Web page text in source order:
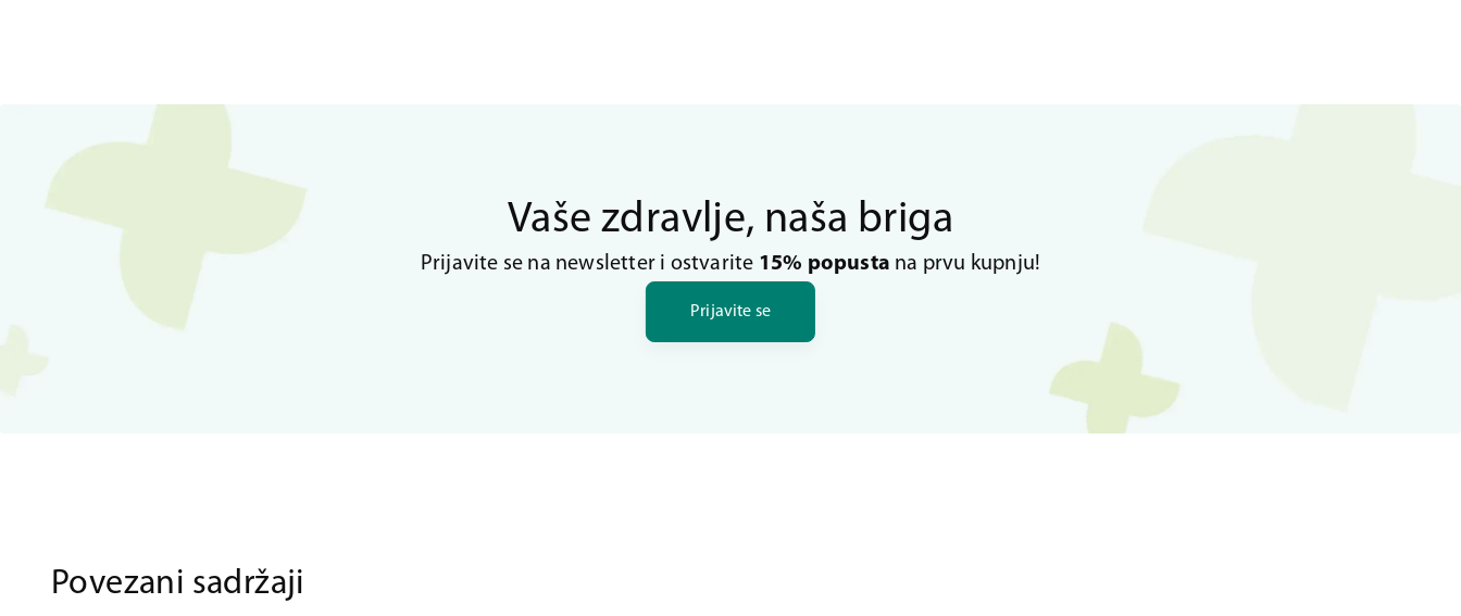
Vaše zdravlje, naša briga
Prijavite se na newsletter i ostvarite 15% popusta na prvu kupnju!
Prijavite se
Povezani sadržaji